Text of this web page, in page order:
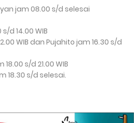
jam 08.00 s/d selesai
d 14.00 WIB
WIB dan Pujahito jam 16.30 s/d
s/d 21.00 WIB
18.30 s/d selesai.